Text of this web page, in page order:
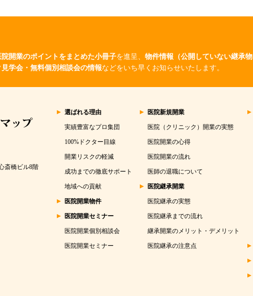
院開業のポイントをまとめた小冊子を進呈、 物件情報（公開していない継承物
学会・無料個別相談会の情報などをいち早くお知らせいたします。
斎橋ビル8階
選ばれる理由
実績豊富なプロ集団
100%ドクター目線
開業リスクの軽減
成功までの徹底サポート
地域への貢献
医院開業物件
医院開業セミナー
医院開業個別相談会
医院開業セミナー
医院新規開業
医院（クリニック）開業の実態
医院開業の心得
医院開業の流れ
医師の退職について
医院継承開業
医院継承の実態
医院継承までの流れ
継承開業のメリット・デメリット
医院継承の注意点